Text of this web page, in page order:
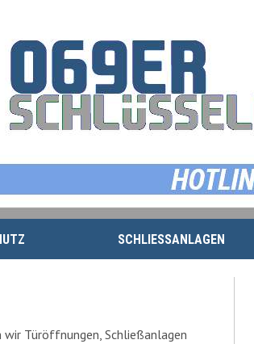
SCHLIESSANLAGEN
Türöffnungen, Schließanlagen